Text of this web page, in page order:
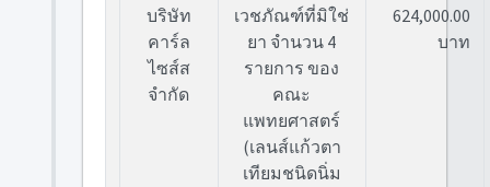
บริษัท
คาร์ล
ไซส์ส
จำกัด
เวชภัณฑ์ที่มิใช่
ยา จำนวน 4
รายการ ของ
คณะ
แพทยศาสตร์
(เลนส์แก้วตา
เทียมชนิดนิ่ม
624,000.00
บาท